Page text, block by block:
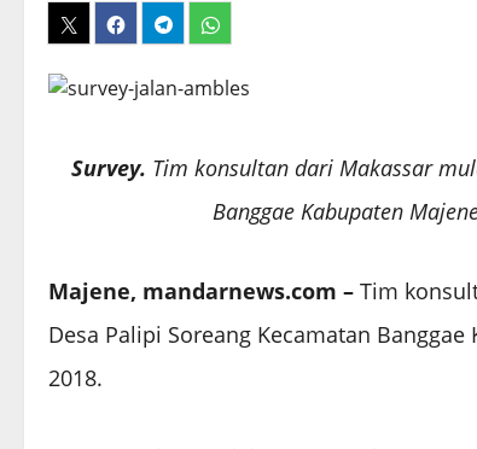
Survey. Tim konsultan dari Makassar
Banggae Kabupaten
Majene, mandarnews.com – Tim
Desa Palipi Soreang Kecamatan
2018.